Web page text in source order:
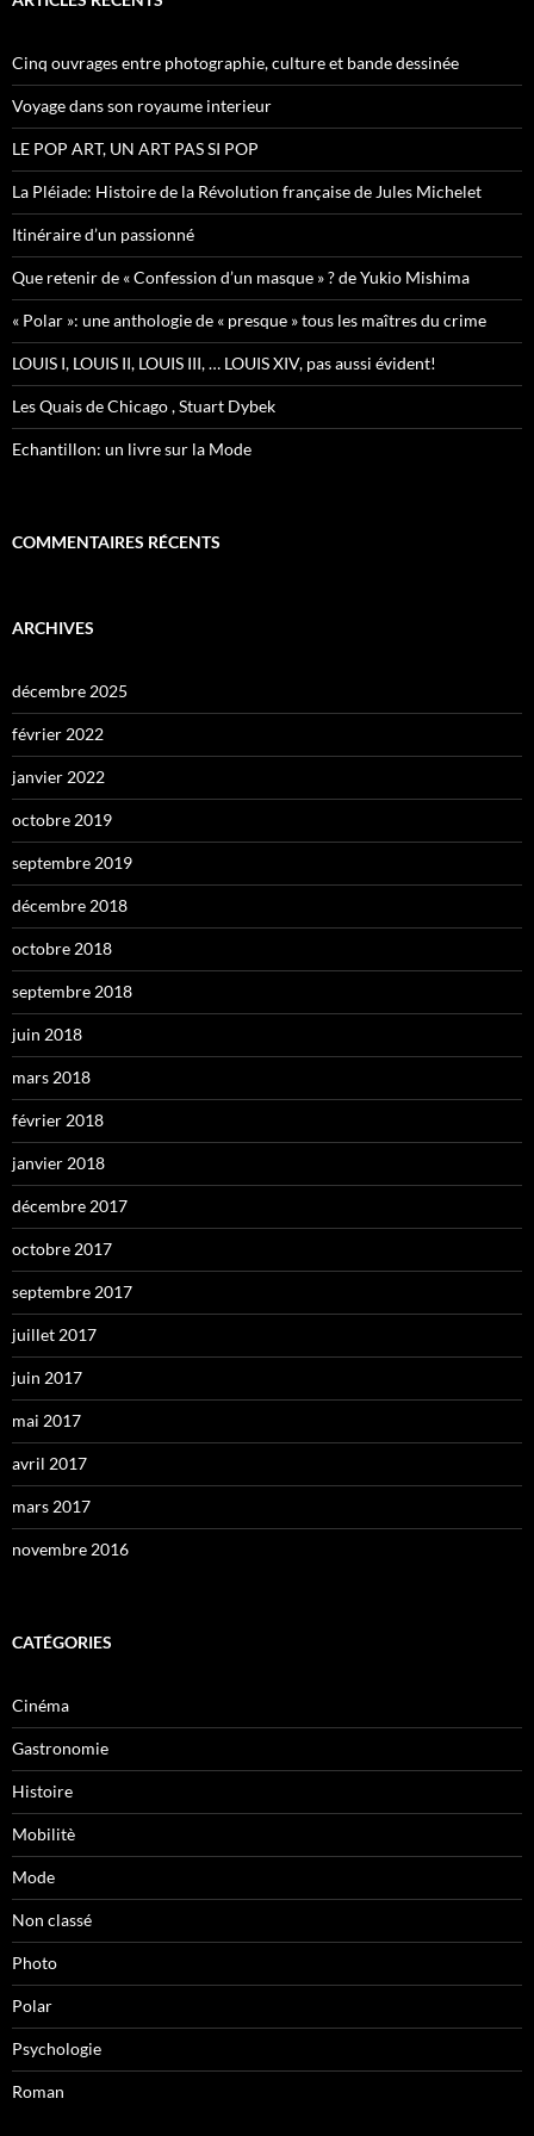
h
e
r
:
Cinq ouvrages entre photographie, culture et bande dessinée
Voyage dans son royaume interieur
LE POP ART, UN ART PAS SI POP
La Pléiade: Histoire de la Révolution française de Jules Michelet
Itinéraire d’un passionné
Que retenir de « Confession d’un masque » ? de Yukio Mishima
« Polar »: une anthologie de « presque » tous les maîtres du crime
LOUIS I, LOUIS II, LOUIS III, … LOUIS XIV, pas aussi évident!
Les Quais de Chicago , Stuart Dybek
Echantillon: un livre sur la Mode
COMMENTAIRES RÉCENTS
ARCHIVES
décembre 2025
février 2022
janvier 2022
octobre 2019
septembre 2019
décembre 2018
octobre 2018
septembre 2018
juin 2018
mars 2018
février 2018
janvier 2018
décembre 2017
octobre 2017
septembre 2017
juillet 2017
juin 2017
mai 2017
avril 2017
mars 2017
novembre 2016
CATÉGORIES
Cinéma
Gastronomie
Histoire
Mobilitè
Mode
Non classé
Photo
Polar
Psychologie
Roman